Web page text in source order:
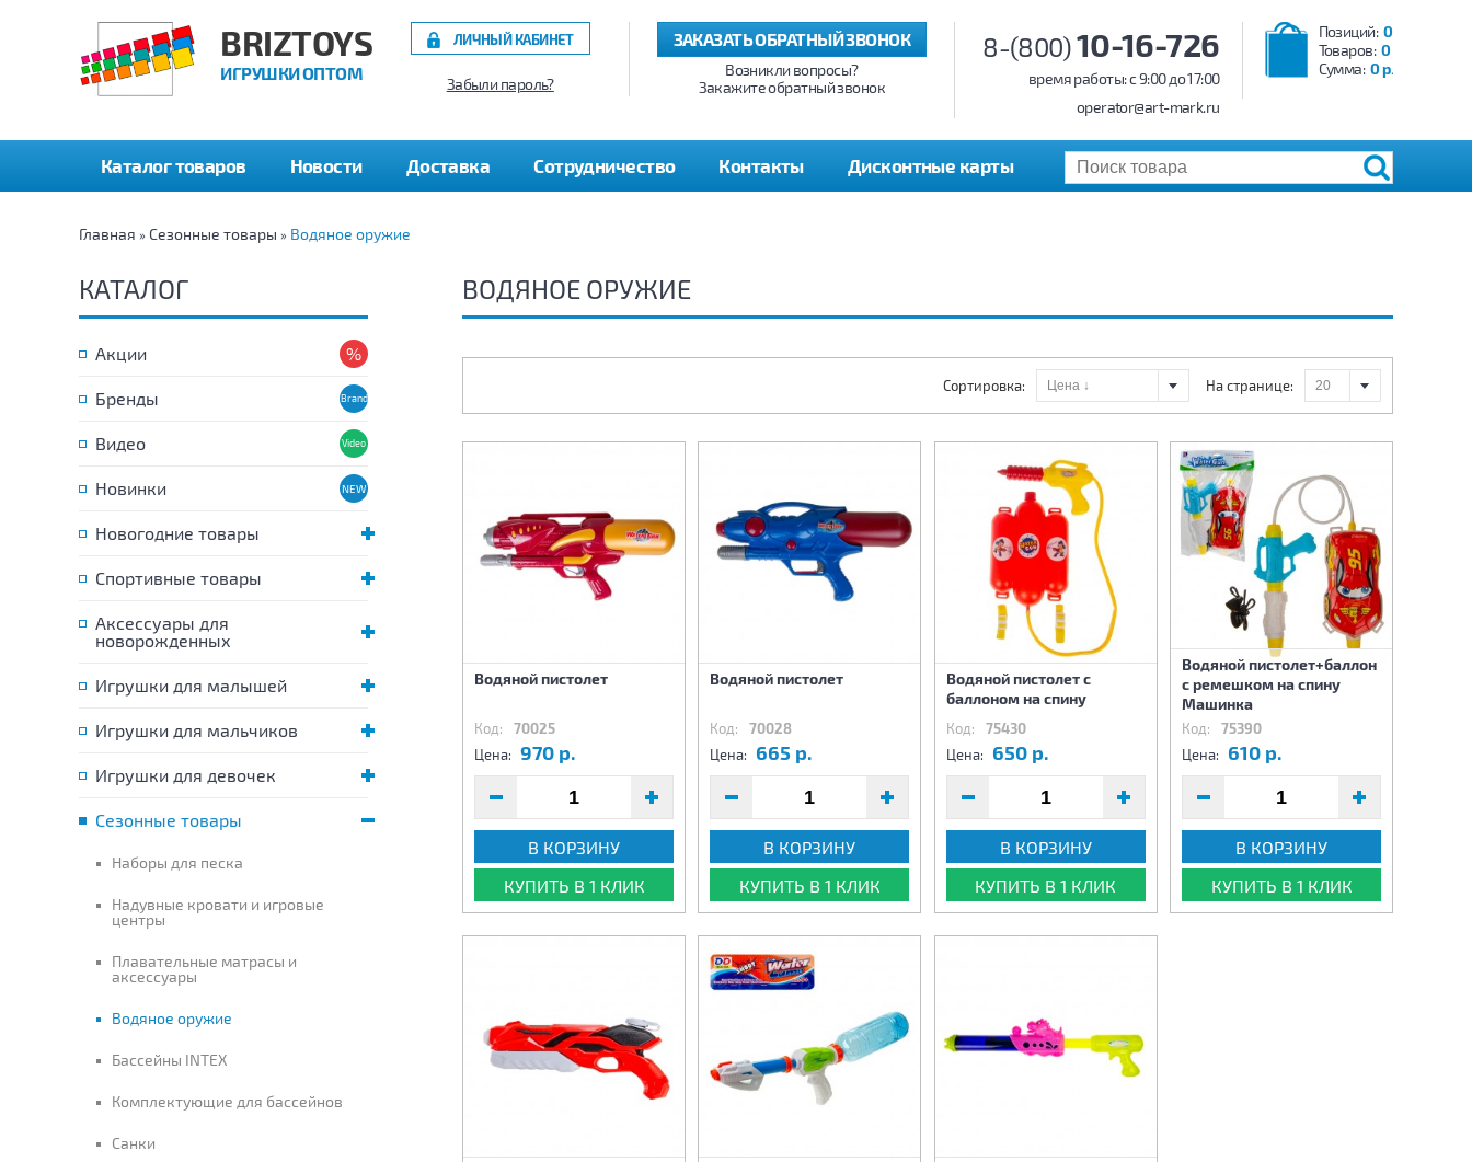
BRIZTOYS
ИГРУШКИ ОПТОМ
Позиций: 0
Товаров: 0
Сумма: 0 р.
8-(800)10-16-726
время работы: c 9:00 до 17:00
operator@art-mark.ru
ЗАКАЗАТЬ ОБРАТНЫЙ ЗВОНОК
Возникли вопросы?
Закажите обратный звонок
ЛИЧНЫЙ КАБИНЕТ
Забыли пароль?
Каталог товаров Новости Доставка Сотрудничество Контакты Дисконтные карты
Главная » Сезонные товары » Водяное оружие
КАТАЛОГ
Акции
Бренды
Видео
Новинки
Новогодние товары
Спортивные товары
Аксессуары для
новорожденных
Игрушки для малышей
Игрушки для мальчиков
Игрушки для девочек
Сезонные товары
Наборы для песка
Надувные кровати и игровые
центры
Плавательные матрасы и
аксессуары
Водяное оружие
Бассейны INTEX
Комплектующие для бассейнов
Санки
ВОДЯНОЕ ОРУЖИЕ
На странице:
Сортировка:
Водяной пистолет
Код: 70025
Цена: 970 р.
В КОРЗИНУ
КУПИТЬ В 1 КЛИК
Водяной пистолет
Код: 70028
Цена: 665 р.
В КОРЗИНУ
КУПИТЬ В 1 КЛИК
Водяной пистолет с
баллоном на спину
Код: 75430
Цена: 650 р.
В КОРЗИНУ
КУПИТЬ В 1 КЛИК
Водяной пистолет+баллон
с ремешком на спину
Машинка
Код: 75390
Цена: 610 р.
В КОРЗИНУ
КУПИТЬ В 1 КЛИК